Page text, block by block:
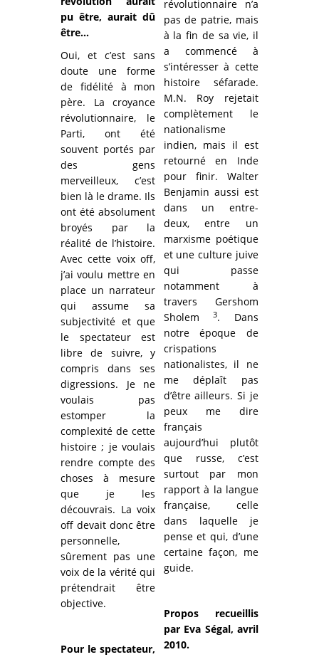
pu être, aurait dû
être…
Oui, et c’est sans
doute une forme
de fidélité à mon
père. La croyance
révolutionnaire, le
Parti, ont été
souvent portés par
des gens
merveilleux, c’est
bien là le drame. Ils
ont été absolument
broyés par la
réalité de l’histoire.
Avec cette voix off,
j’ai voulu mettre en
place un narrateur
qui assume sa
subjectivité et que
le spectateur est
libre de suivre, y
compris dans ses
digressions. Je ne
voulais pas
estomper la
complexité de cette
histoire ; je voulais
rendre compte des
choses à mesure
que je les
découvrais. La voix
off devait donc être
personnelle,
sûrement pas une
voix de la vérité qui
prétendrait être
objective.
Pour le spectateur,
révolutionnaire n’a
pas de patrie, mais
à la fin de sa vie, il
a commencé à
s’intéresser à cette
histoire séfarade.
M.N. Roy rejetait
complètement le
nationalisme
indien, mais il est
retourné en Inde
pour finir. Walter
Benjamin aussi est
dans un entre-
deux, entre un
marxisme poétique
et une culture juive
qui passe
notamment à
travers Gershom
Sholem3. Dans
notre époque de
crispations
nationalistes, il ne
me déplaît pas
d’être ailleurs. Si je
peux me dire
français
aujourd’hui plutôt
que russe, c’est
surtout par mon
rapport à la langue
française, celle
dans laquelle je
pense et qui, d’une
certaine façon, me
guide.
Propos recueillis
par Eva Ségal, avril
2010.